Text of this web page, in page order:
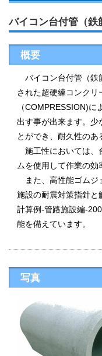
バイコン台付管（
概要
バイコン台付管（鉄
された超硬練コンクリ
（COMPRESSION)
出す事が出来ます。少
とができ、耐久性のあ
施工性においては、
ムを使用して作業の効
また、高性能ゴムジ
施設の耐震対策指針
計算例-管路施設編-
能を備えています。
写真